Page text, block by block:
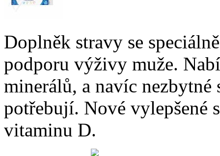
Doplněk stravy se
podporu výživy muže.
minerálů, a navíc
potřebují. Nové vylepšené
vitaminu D.